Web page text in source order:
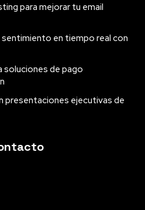
para mejorar tu email
en tiempo real con
de pago
presentaciones ejecutivas de